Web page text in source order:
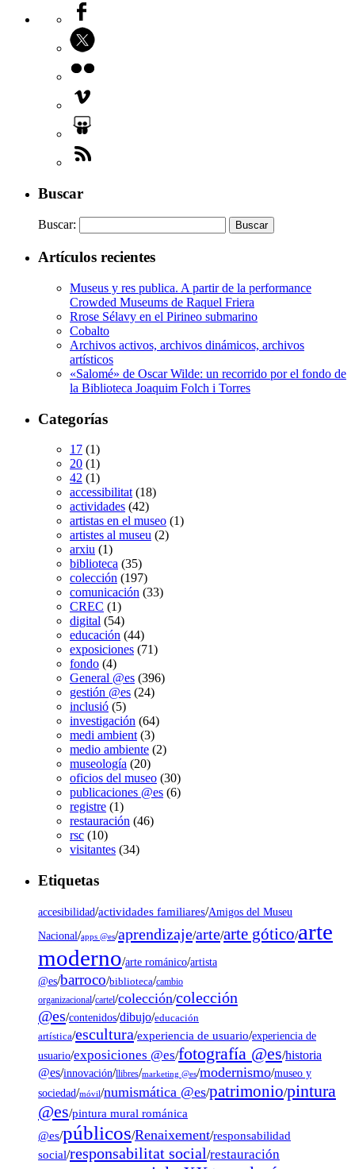
Buscar
Buscar:
Artículos recientes
Museus y res publica. A partir de la performance
Crowded Museums de Raquel Friera
Rrose Sélavy en el Pirineo submarino
Cobalto
Archivos activos, archivos dinámicos, archivos
artísticos
«Salomé» de Oscar Wilde: un recorrido por el fondo de
la Biblioteca Joaquim Folch i Torres
Categorías
17 (1)
20 (1)
42 (1)
accessibilitat (18)
actividades (42)
artistas en el museo (1)
artistes al museu (2)
arxiu (1)
biblioteca (35)
colección (197)
comunicación (33)
CREC (1)
digital (54)
educación (44)
exposiciones (71)
fondo (4)
General @es (396)
gestión @es (24)
inclusió (5)
investigación (64)
medi ambient (3)
medio ambiente (2)
museología (20)
oficios del museo (30)
publicaciones @es (6)
registre (1)
restauración (46)
rsc (10)
visitantes (34)
Etiquetas
accesibilidad/actividades familiares/Amigos del Museu
Nacional/apps @es/aprendizaje/arte/arte gótico/arte
moderno/arte románico/artista
@es/barroco/biblioteca/cambio
organizacional/cartel/colección/colección
@es/contenidos/dibujo/educación
artística/escultura/experiencia de usuario/experiencia de
usuario/exposiciones @es/fotografía @es/historia
@es/innovación/llibres/marketing @es/modernismo/museo y
sociedad/móvil/numismática @es/patrimonio/pintura
@es/pintura mural románica
@es/públicos/Renaixement/responsabilidad
social/responsabilitat social/restauración